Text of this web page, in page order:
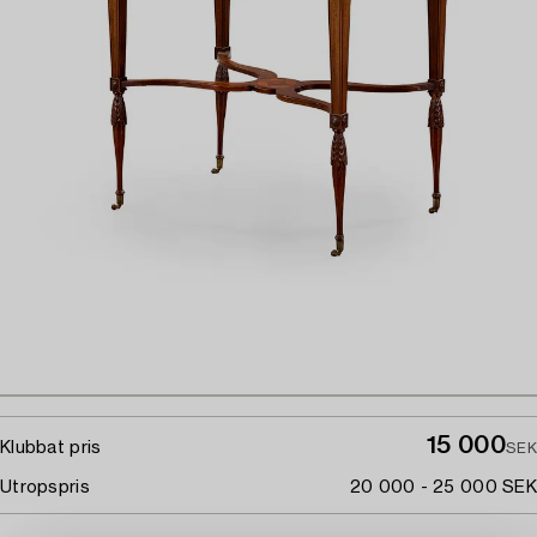
Klubbat pris 15 000SEK
Utropspris 20 000 - 25 000 SEK